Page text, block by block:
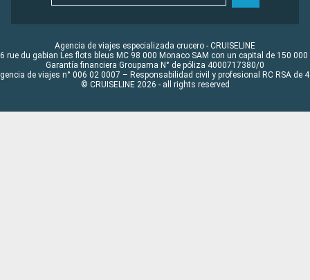
Agencia de viajes especializada crucero - CRUISELINE
rue du gabian Les flots bleus MC 98 000 Monaco SAM con un capital de 150 000
Garantía financiera Groupama N° de póliza 4000717380/0
de viajes n° 006 02 0007 – Responsabilidad civil y profesional RC RSA de
© CRUISELINE 2026 - all rights reserved